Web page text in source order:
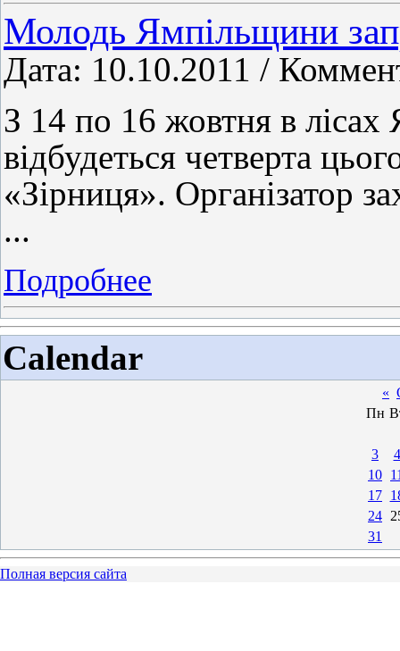
Молодь Ямпільщини
Дата: 10.10.2011 /
З 14 по 16 жовтня в лісах
відбудеться четверта
«Зірниця». Організатор
...
Подробнее
Calendar
«
Пн
3
4
10
17
24
31
Полная версия сайта